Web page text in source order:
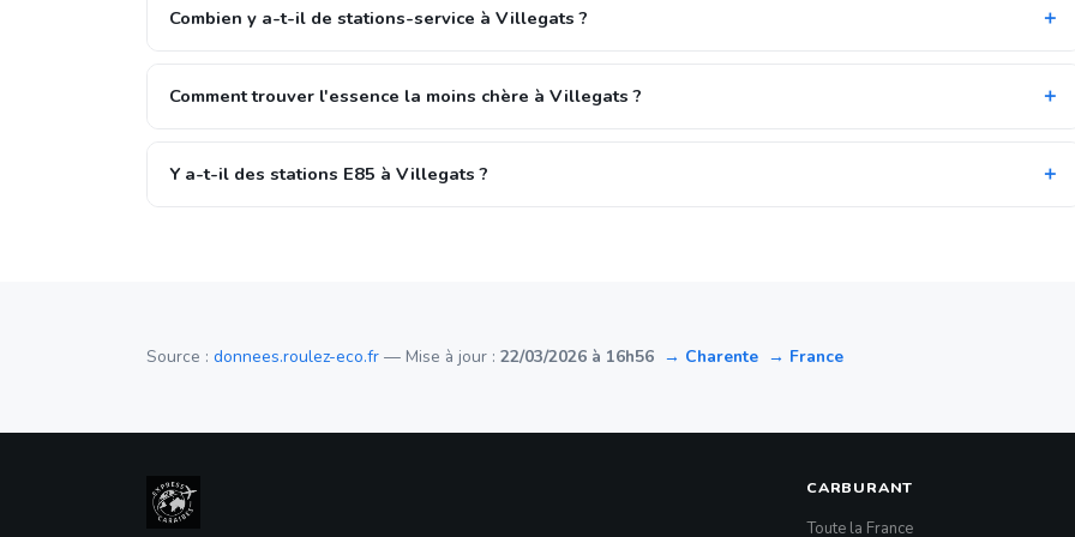
Combien y a-t-il de stations-service à Villegats ?
Comment trouver l'essence la moins chère à Villegats ?
Y a-t-il des stations E85 à Villegats ?
Source : donnees.roulez-eco.fr — Mise à jour : 22/03/2026 à 16h56 → Charente → France
CARBURANT
Toute la France